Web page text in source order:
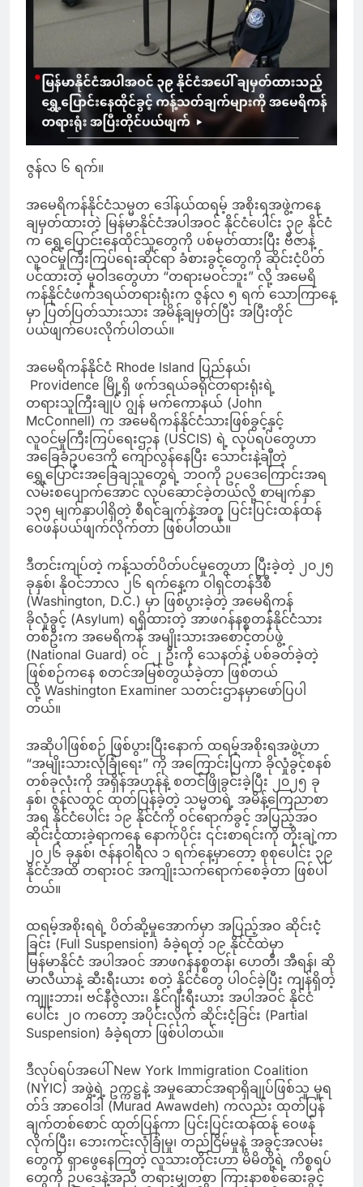
ဇွန်လ ၆ ရက်။
အမေရိကန်နိုင်ငံသမ္မတ ဒေါ်နယ်ထရမ့် အစိုးရအဖွဲ့ကနေ
ချမှတ်ထားတဲ့ မြန်မာနိုင်ငံအပါအဝင် နိုင်ငံပေါင်း ၃၉ နိုင်ငံ
က ရွှေ့ပြောင်းနေထိုင်သူတွေကို ပစ်မှတ်ထားပြီး ဗီဇာနဲ့
လူဝင်မှုကြီးကြပ်ရေးဆိုင်ရာ ခံစားခွင့်တွေကို ဆိုင်းငံ့ပိတ်
ပင်ထားတဲ့ မူဝါဒတွေဟာ “တရားမဝင်ဘူး” လို့ အမေရိ
ကန်နိုင်ငံဖက်ဒရယ်တရားရုံးက ဇွန်လ ၅ ရက် သောကြာနေ့
မှာ ပြတ်ပြတ်သားသား အမိန့်ချမှတ်ပြီး အပြီးတိုင်
ပယ်ဖျက်ပေးလိုက်ပါတယ်။
အမေရိကန်နိုင်ငံ Rhode Island ပြည်နယ်၊
Providence မြို့ရှိ ဖက်ဒရယ်ခရိုင်တရားရုံးရဲ့
တရားသူကြီးချုပ် ဂျွန် မက်ကောနယ် (John
McConnell) က အမေရိကန်နိုင်ငံသားဖြစ်ခွင့်နှင့်
လူဝင်မှုကြီးကြပ်ရေးဌာန (USCIS) ရဲ့ လုပ်ရပ်တွေဟာ
အခြေခံဥပဒေကို ကျော်လွန်နေပြီး သောင်းနဲ့ချီတဲ့
ရွှေ့ပြောင်းအခြေချသူတွေရဲ့ ဘဝကို ဥပဒေကြောင်းအရ
လမ်းစပျောက်အောင် လုပ်ဆောင်ခဲ့တယ်လို့ စာမျက်နှာ
၁၃၅ မျက်နှာပါရှိတဲ့ စီရင်ချက်နဲ့အတူ ပြင်းပြင်းထန်ထန်
ဝေဖန်ပယ်ဖျက်လိုက်တာ ဖြစ်ပါတယ်။
ဒီတင်းကျပ်တဲ့ ကန့်သတ်ပိတ်ပင်မှုတွေဟာ ပြီးခဲ့တဲ့ ၂၀၂၅
ခုနှစ်၊ နိုဝင်ဘာလ ၂၆ ရက်နေ့က ဝါရှင်တန်ဒီစီ
(Washington, D.C.) မှာ ဖြစ်ပွားခဲ့တဲ့ အမေရိကန်
ခိုလှုံခွင့် (Asylum) ရရှိထားတဲ့ အာဖဂန်နစ္စတန်နိုင်ငံသား
တစ်ဦးက အမေရိကန် အမျိုးသားအစောင့်တပ်ဖွဲ့
(National Guard) ဝင် ၂ ဦးကို သေနတ်နဲ့ ပစ်ခတ်ခဲ့တဲ့
ဖြစ်စဉ်ကနေ စတင်အမြစ်တွယ်ခဲ့တာ ဖြစ်တယ်
လို့ Washington Examiner သတင်းဌာနမှာဖော်ပြပါ
တယ်။
အဆိုပါဖြစ်စဉ် ဖြစ်ပွားပြီးနောက် ထရမ့်အစိုးရအဖွဲ့ဟာ
“အမျိုးသားလုံခြုံရေး” ကို အကြောင်းပြကာ ခိုလှုံခွင့်စနစ်
တစ်ခုလုံးကို အရှိန်အဟုန်နဲ့ စတင်ဖြိုခွင်းခဲ့ပြီး ၂၀၂၅ ခု
နှစ်၊ ဇွန်လတွင် ထုတ်ပြန်ခဲ့တဲ့ သမ္မတရဲ့ အမိန့်ကြေညာစာ
အရ နိုင်ငံပေါင်း ၁၉ နိုင်ငံကို ဝင်ရောက်ခွင့် အပြည့်အဝ
ဆိုင်းငံ့ထားခဲ့ရာကနေ နောက်ပိုင်း ၎င်းစာရင်းကို တိုးချဲ့ကာ
၂၀၂၆ ခုနှစ်၊ ဇန်နဝါရီလ ၁ ရက်နေ့မှာတော့ စုစုပေါင်း ၃၉
နိုင်ငံအထိ တရားဝင် အကျိုးသက်ရောက်စေခဲ့တာ ဖြစ်ပါ
တယ်။
ထရမ့်အစိုးရရဲ့ ပိတ်ဆို့မှုအောက်မှာ အပြည့်အဝ ဆိုင်းငံ့
ခြင်း (Full Suspension) ခံခဲ့ရတဲ့ ၁၉ နိုင်ငံထဲမှာ
မြန်မာနိုင်ငံ အပါအဝင် အာဖဂန်နစ္စတန်၊ ဟေတီ၊ အီရန်၊ ဆို
မာလီယာနဲ့ ဆီးရီးယား စတဲ့ နိုင်ငံတွေ ပါဝင်ခဲ့ပြီး ကျန်ရှိတဲ့
ကျူးဘား၊ ဗင်နီဇွဲလား၊ နိုင်ဂျီးရီးယား အပါအဝင် နိုင်ငံ
ပေါင်း ၂၀ ကတော့ အပိုင်းလိုက် ဆိုင်းငံ့ခြင်း (Partial
Suspension) ခံခဲ့ရတာ ဖြစ်ပါတယ်။
ဒီလုပ်ရပ်အပေါ် New York Immigration Coalition
(NYIC) အဖွဲ့ရဲ့ ဥက္ကဋ္ဌနဲ့ အမှုဆောင်အရာရှိချုပ်ဖြစ်သူ မူရ
တ်ဒ် အာဝေါဒါ (Murad Awawdeh) ကလည်း ထုတ်ပြန်
ချက်တစ်စောင် ထုတ်ပြန်ကာ ပြင်းပြင်းထန်ထန် ဝေဖန်
လိုက်ပြီး၊ ဘေးကင်းလုံခြုံမှု၊ တည်ငြိမ်မှုနဲ့ အခွင့်အလမ်း
တွေကို ရှာဖွေနေကြတဲ့ လူသားတိုင်းဟာ မိမိတို့ရဲ့ ကိစ္စရပ်
တွေကို ဥပဒေနဲ့အညီ တရားမျှတစွာ ကြားနာစစ်ဆေးခွင့်